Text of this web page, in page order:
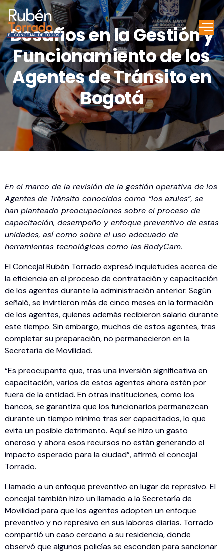
Desafíos en la Gestión y
Funcionamiento de los
Agentes de Tránsito en
Bogotá
En el marco de la revisión de la gestión operativa de los
Agentes de Tránsito conocidos como “los azules”, se
han planteado preocupaciones sobre el proceso de
capacitación, desempeño y enfoque preventivo de estas
unidades, así como sobre el uso adecuado de
herramientas tecnológicas como las BodyCam.
El Concejal Rubén Torrado expresó inquietudes acerca de
la eficiencia en el proceso de contratación y capacitación
de los agentes durante la administración anterior. Según
señaló, se invirtieron más de cinco meses en la formación
de los agentes, quienes además recibieron salario durante
este tiempo. Sin embargo, muchos de estos agentes, tras
completar su preparación, no permanecieron en la
Secretaría de Movilidad.
“Es preocupante que, tras una inversión significativa en
capacitación, varios de estos agentes ahora estén por
fuera de la entidad. En otras instituciones, como los
bancos, se garantiza que los funcionarios permanezcan
durante un tiempo mínimo tras ser capacitados, lo que
evita un posible detrimento. Aquí se hizo un gasto
oneroso y ahora esos recursos no están generando el
impacto esperado para la ciudad”, afirmó el concejal
Torrado.
Llamado a un enfoque preventivo en lugar de represivo. El
concejal también hizo un llamado a la Secretaría de
Movilidad para que los agentes adopten un enfoque
preventivo y no represivo en sus labores diarias. Torrado
compartió un caso cercano a su residencia, donde
observó que algunos policías se esconden para sancionar